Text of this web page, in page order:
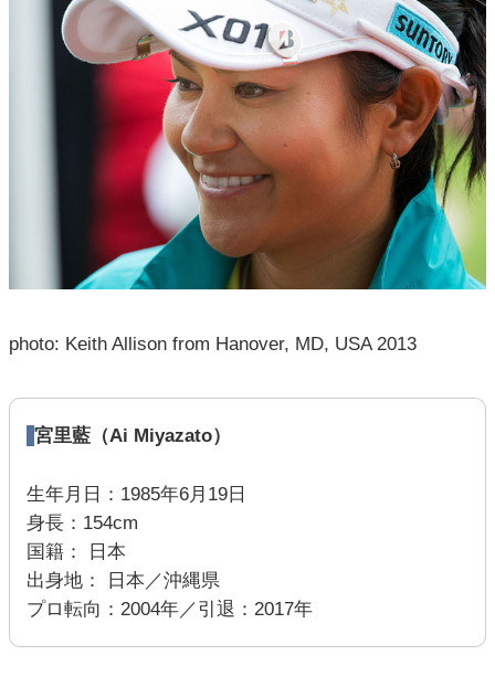
photo: Keith Allison from Hanover, MD, USA 2013
宮里藍（Ai Miyazato）
生年月日：1985年6月19日
身長：154cm
国籍： 日本
出身地： 日本／沖縄県
プロ転向：2004年／引退：2017年